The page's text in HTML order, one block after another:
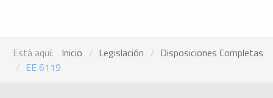
Está aquí: Inicio Legislación
Disposiciones Completas
EE 6119